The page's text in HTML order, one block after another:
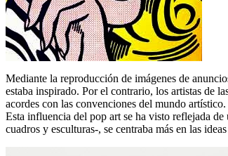
Mediante la reproducción de imágenes de
estaba inspirado. Por el contrario, los artistas de
acordes con las convenciones del mundo artístico.
Esta influencia del pop art se ha visto reflejada
cuadros y esculturas-, se centraba más en las